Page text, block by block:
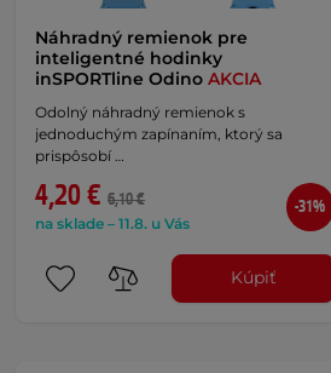
Náhradný remienok pre
inteligentné hodinky
inSPORTline Odino AKCIA
Odolný náhradný remienok s
jednoduchým zapínaním, ktorý sa
prispôsobí …
4,20 € 6,10 €
na sklade – 11.8. u Vás
-31%
Kúpiť